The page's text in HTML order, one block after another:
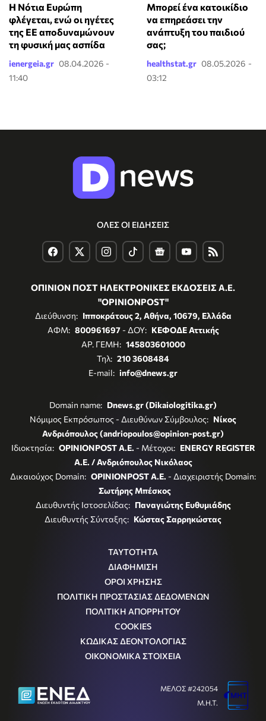
Η Νότια Ευρώπη
φλέγεται, ενώ οι ηγέτες
της ΕΕ αποδυναμώνουν
τη φυσική μας ασπίδα
ienergeia.gr 08.04.2026 -
11:40
⁠Μπορεί ένα κατοικίδιο
να επηρεάσει την
ανάπτυξη του παιδιού
σας;
healthstat.gr 08.05.2026 -
03:12
ΟΛΕΣ ΟΙ ΕΙΔΗΣΕΙΣ
ΟΠΙΝΙΟΝ ΠΟΣΤ ΗΛΕΚΤΡΟΝΙΚΕΣ ΕΚΔΟΣΕΙΣ Α.Ε.
"OPINIONPOST"
Διεύθυνση: Ιπποκράτους 2, Αθήνα, 10679, Ελλάδα
ΑΦΜ: 800961697- ΔΟΥ: ΚΕΦΟΔΕ Αττικής
ΑΡ. ΓΕΜΗ: 145803601000
Τηλ: 210 3608484
E-mail: info@dnews.gr
Domain name: Dnews.gr (Dikaiologitika.gr)
Νόμιμος Εκπρόσωπος - Διευθύνων Σύμβουλος: Νίκος
Ανδριόπουλος (andriopoulos@opinion-post.gr)
Ιδιοκτησία: OPINIONPOST A.E. - Μέτοχοι: ENERGY REGISTER
Α.Ε. / Ανδριόπουλος Νικόλαος
Δικαιούχος Domain: OPINIONPOST A.E. - Διαχειριστής Domain:
Σωτήρης Μπέσκος
Διευθυντής Ιστοσελίδας: Παναγιώτης Ευθυμιάδης
Διευθυντής Σύνταξης: Κώστας Σαρρηκώστας
ΤΑΥΤΟΤΗΤΑ
ΔΙΑΦΗΜΙΣΗ
ΟΡΟΙ ΧΡΗΣΗΣ
ΠΟΛΙΤΙΚΗ ΠΡΟΣΤΑΣΙΑΣ ΔΕΔΟΜΕΝΩΝ
ΠΟΛΙΤΙΚΗ ΑΠΟΡΡΗΤΟΥ
COOKIES
ΚΩΔΙΚΑΣ ΔΕΟΝΤΟΛΟΓΙΑΣ
ΟΙΚΟΝΟΜΙΚΑ ΣΤΟΙΧΕΙΑ
ΜΕΛΟΣ #242054
Μ.Η.Τ.